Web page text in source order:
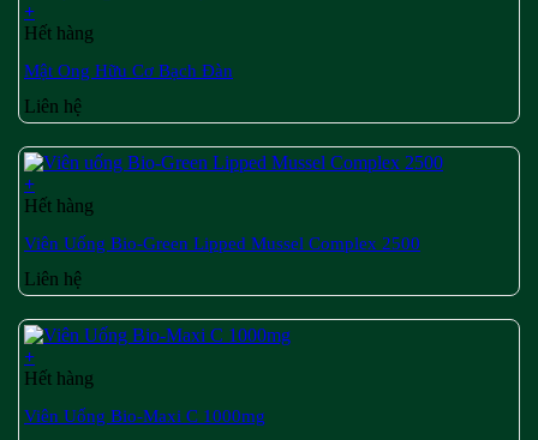
+
Hết hàng
Mật Ong Hữu Cơ Bạch Đàn
Liên hệ
+
Hết hàng
Viên Uống Bio-Green Lipped Mussel Complex 2500
Liên hệ
+
Hết hàng
Viên Uống Bio-Maxi C 1000mg